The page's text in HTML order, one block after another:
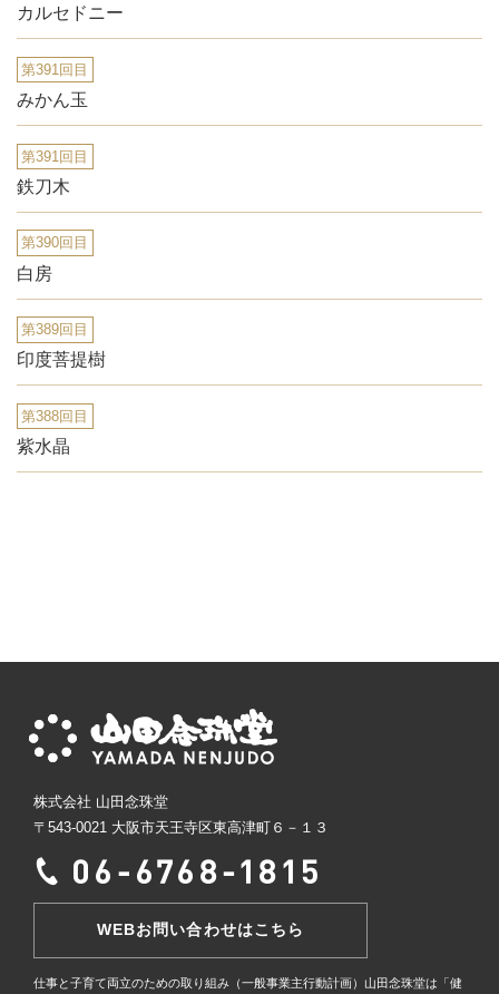
カルセドニー
第391回目
みかん玉
第391回目
鉄刀木
第390回目
白房
第389回目
印度菩提樹
第388回目
紫水晶
株式会社 山田念珠堂
〒543-0021 大阪市天王寺区東高津町６－１３
WEBお問い合わせはこちら
仕事と子育て両立のための取り組み（一般事業主行動計画） 山田念珠堂は「健